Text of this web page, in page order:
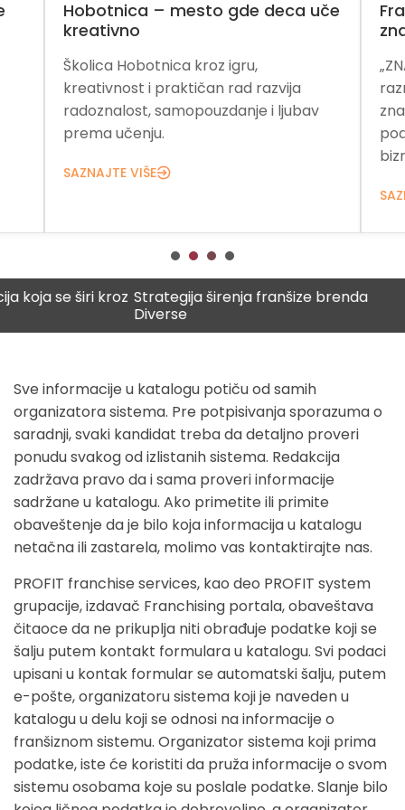
Hobotnica – mesto gde deca uče
kreativno
Školica Hobotnica kroz igru,
kreativnost i praktičan rad razvija
radoznalost, samopouzdanje i ljubav
prema učenju.
SAZNAJTE VIŠE
širi kroz Strategija širenja franšize brenda
Sve informacije u katalogu potiču od samih
organizatora sistema. Pre potpisivanja sporazuma o
saradnji, svaki kandidat treba da detaljno proveri
ponudu svakog od izlistanih sistema. Redakcija
zadržava pravo da i sama proveri informacije
sadržane u katalogu. Ako primetite ili primite
obaveštenje da je bilo koja informacija u katalogu
netačna ili zastarela, molimo vas kontaktirajte nas.
PROFIT franchise services, kao deo PROFIT system
grupacije, izdavač Franchising portala, obaveštava
čitaoce da ne prikuplja niti obrađuje podatke koji se
šalju putem kontakt formulara u katalogu. Svi podaci
upisani u kontak formular se automatski šalju, putem
e-pošte, organizatoru sistema koji je naveden u
katalogu u delu koji se odnosi na informacije o
franšiznom sistemu. Organizator sistema koji prima
podatke, iste će koristiti da pruža informacije o svom
sistemu osobama koje su poslale podatke. Slanje bilo